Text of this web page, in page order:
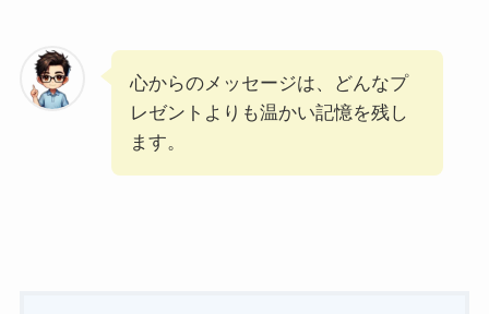
心からのメッセージは、どんなプ
レゼントよりも温かい記憶を残し
ます。